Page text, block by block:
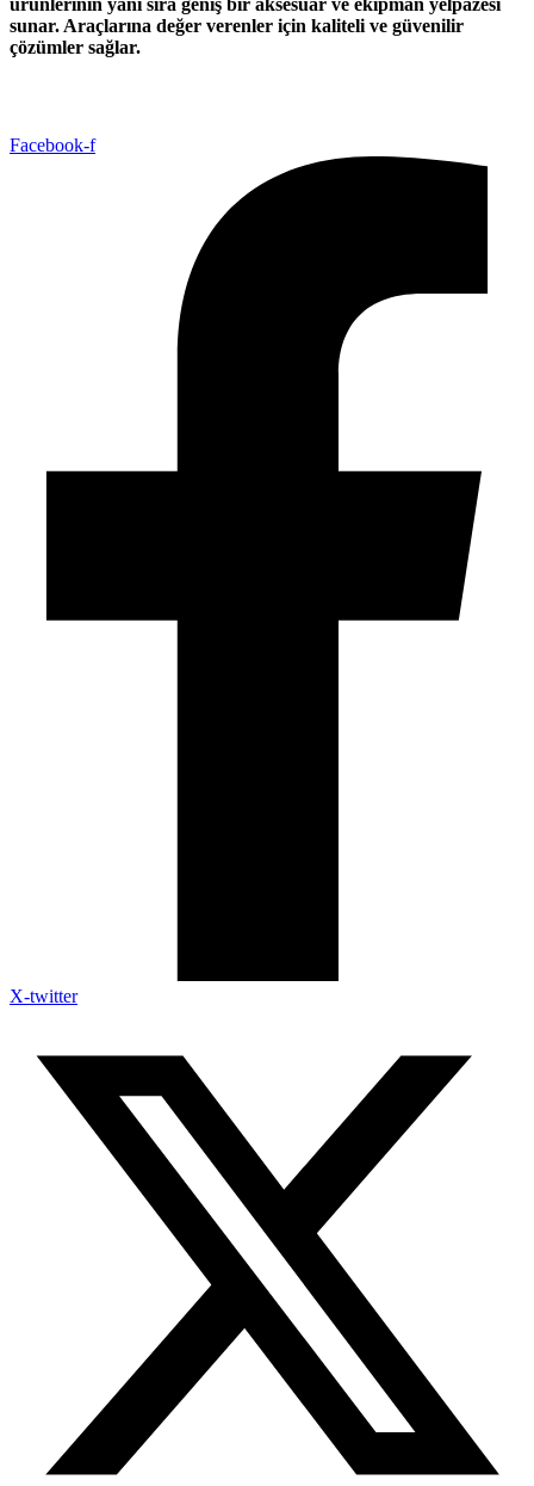
ürünlerinin yanı sıra geniş bir aksesuar ve ekipman yelpazesi
sunar. Araçlarına değer verenler için kaliteli ve güvenilir
çözümler sağlar.
Facebook-f
X-twitter